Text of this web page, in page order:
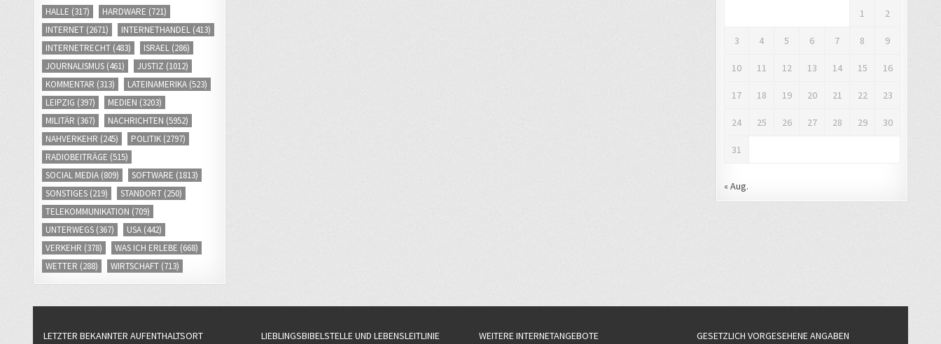
HALLE (317) HARDWARE (721)
INTERNET (2671) INTERNETHANDEL (413)
INTERNETRECHT (483) ISRAEL (286)
JOURNALISMUS (461) JUSTIZ (1012)
KOMMENTAR (313) LATEINAMERIKA (523)
LEIPZIG (397) MEDIEN (3203)
MILITÄR (367) NACHRICHTEN (5952)
NAHVERKEHR (245) POLITIK (2797)
RADIOBEITRÄGE (515)
SOCIAL MEDIA (809) SOFTWARE (1813)
SONSTIGES (219) STANDORT (250)
TELEKOMMUNIKATION (709)
UNTERWEGS (367) USA (442)
VERKEHR (378) WAS ICH ERLEBE (668)
WETTER (288) WIRTSCHAFT (713)
1 2
3 4 5 6 7 8 9
10 11 12 13 14 15 16
17 18 19 20 21 22 23
24 25 26 27 28 29 30
31
« Aug.
LETZTER BEKANNTER AUFENTHALTSORT LIEBLINGSBIBELSTELLE UND LEBENSLEITLINIE WEITERE INTERNETANGEBOTE GESETZLICH VORGESEHENE ANGABEN